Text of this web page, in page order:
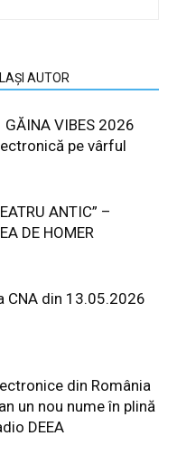
AUTOR
GĂINA VIBES 2026
pe vârful
ANTIC” –
DE HOMER
CNA din 13.05.2026
din România
un nou nume în plină
DEEA